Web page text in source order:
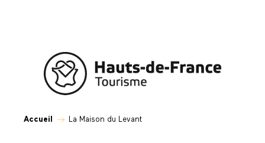
Accueil La Maison du Levant